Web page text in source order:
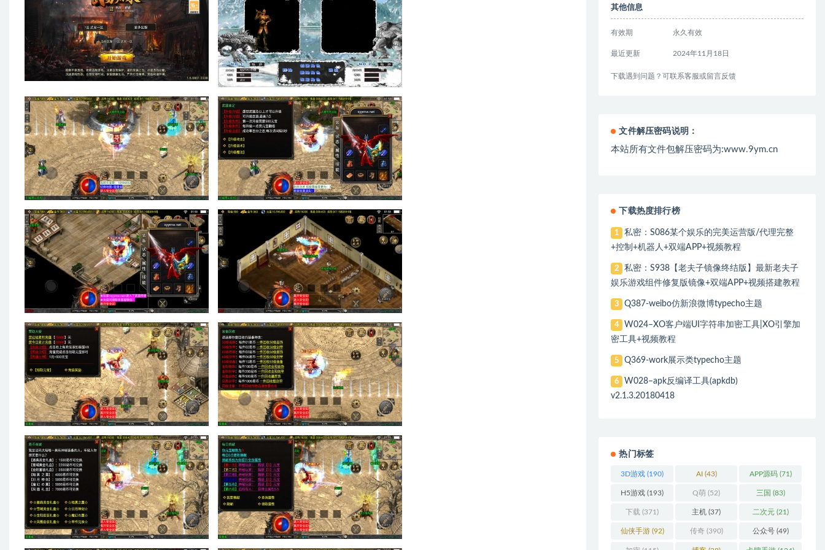
其他信息
有效期 永久有效
最近更新 2024年11月18日
下载遇到问题？可联系客服或留言反馈
文件解压密码说明：
本站所有文件包解压密码为:www.9ym.cn
下载热度排行榜
1
私密：S086某个娱乐的完美运营版/代理完整
+控制+机器人+双端APP+视频教程
2
私密：S938【老夫子镜像终结版】最新老夫子
娱乐游戏组件修复版镜像+双端APP+视频搭建教程
3 Q387-weibo仿新浪微博typecho主题
4
W024–XO客户端UI字符串加密工具|XO引擎加
密工具+视频教程
5 Q369-work展示类typecho主题
6
W028–apk反编译工具(apkdb)
v2.1.3.20180418
热门标签
3D游戏 (190) AI(43) APP源码(71)
H5游戏 (193) Q萌 (52) 三国 (83)
下载 (371) 主机 (37) 二次元(21)
仙侠手游(92) 传奇(390) 公众号(49)